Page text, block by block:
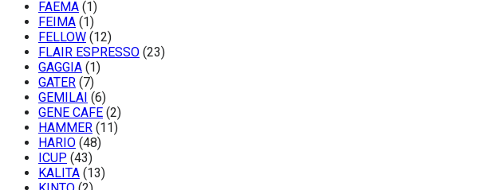
FAEMA (1)
FEIMA (1)
FELLOW (12)
FLAIR ESPRESSO (23)
GAGGIA (1)
GATER (7)
GEMILAI (6)
GENE CAFE (2)
HAMMER (11)
HARIO (48)
ICUP (43)
KALITA (13)